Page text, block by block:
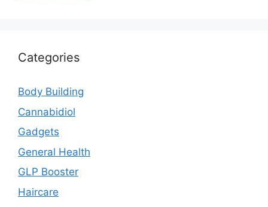
Categories
Body Building
Cannabidiol
Gadgets
General Health
GLP Booster
Haircare